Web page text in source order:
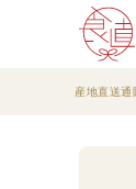
産地直送通